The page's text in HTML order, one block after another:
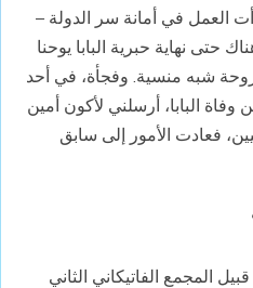
العمل في أمانة سر الدولة –
حتى نهاية حبرية البابا يوحنا
شبه منسية. وفجأة، في أحد
البابا، أرسلني لأكون أمين
فعادت الأمور إلى سابق
المجمع الفاتيكاني الثاني